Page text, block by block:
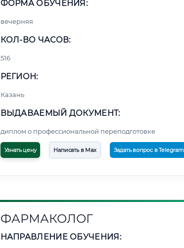
ФОРМА ОБУЧЕНИЯ:
вечерняя
КОЛ-ВО ЧАСОВ:
516
РЕГИОН:
Казань
ВЫДАВАЕМЫЙ ДОКУМЕНТ:
диплом о профессиональной переподготовке
Узнать цену Написать в Max Задать вопрос в Telegram
ФАРМАКОЛОГ
НАПРАВЛЕНИЕ ОБУЧЕНИЯ: